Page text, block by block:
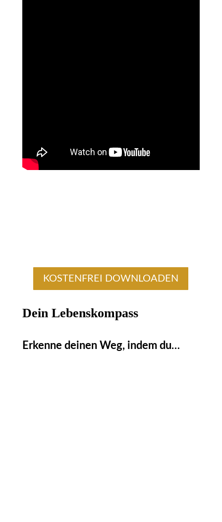
KOSTENFREI DOWNLOADEN
Dein Lebenskompass
Erkenne deinen Weg, indem du…